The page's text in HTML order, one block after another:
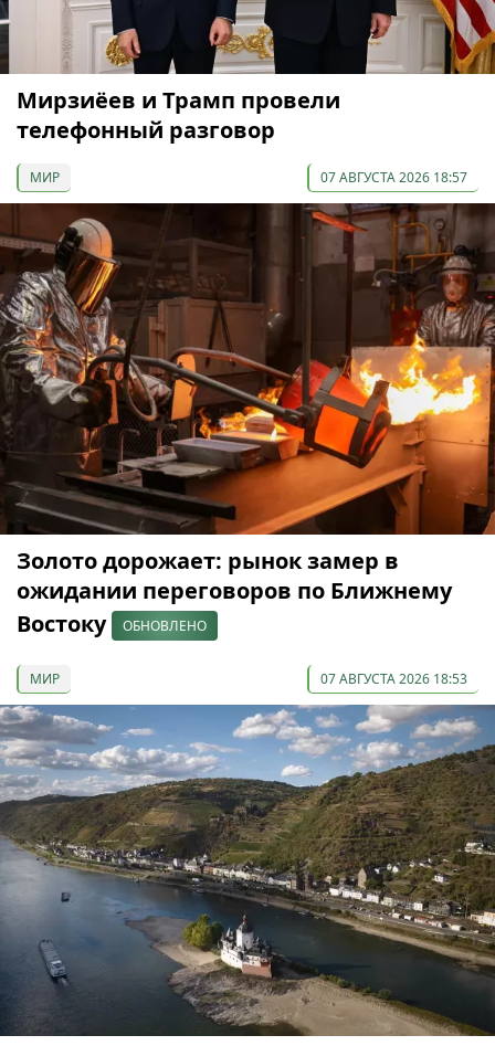
Мирзиёев и Трамп провели
телефонный разговор
МИР 07 АВГУСТА 2026 18:57
Золото дорожает: рынок замер в
ожидании переговоров по Ближнему
Востоку
ОБНОВЛЕНО
МИР 07 АВГУСТА 2026 18:53